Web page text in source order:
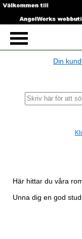
Din
Här hittar du våra
Unna dig en god